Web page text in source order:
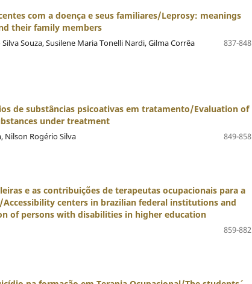
com a doença e seus familiares/Leprosy: meanings
their family members
Souza, Susilene Maria Tonelli Nardi, Gilma Corrêa
837-848
de substâncias psicoativas em tratamento/Evaluation of
under treatment
Nilson Rogério Silva
849-858
e as contribuições de terapeutas ocupacionais para a
centers in brazilian federal institutions and
of persons with disabilities in higher education
859-882